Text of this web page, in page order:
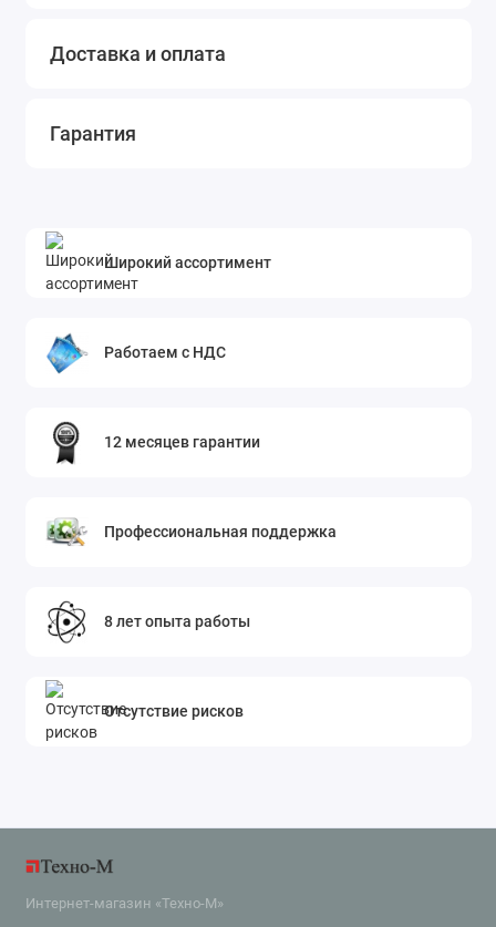
Доставка и оплата
Гарантия
Широкий ассортимент
Работаем с НДС
12 месяцев гарантии
Профессиональная поддержка
8 лет опыта работы
Отсутствие рисков
Интернет-магазин «Техно-М»